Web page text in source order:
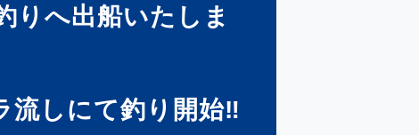
りへ出船いたしま
流しにて釣り開始‼️